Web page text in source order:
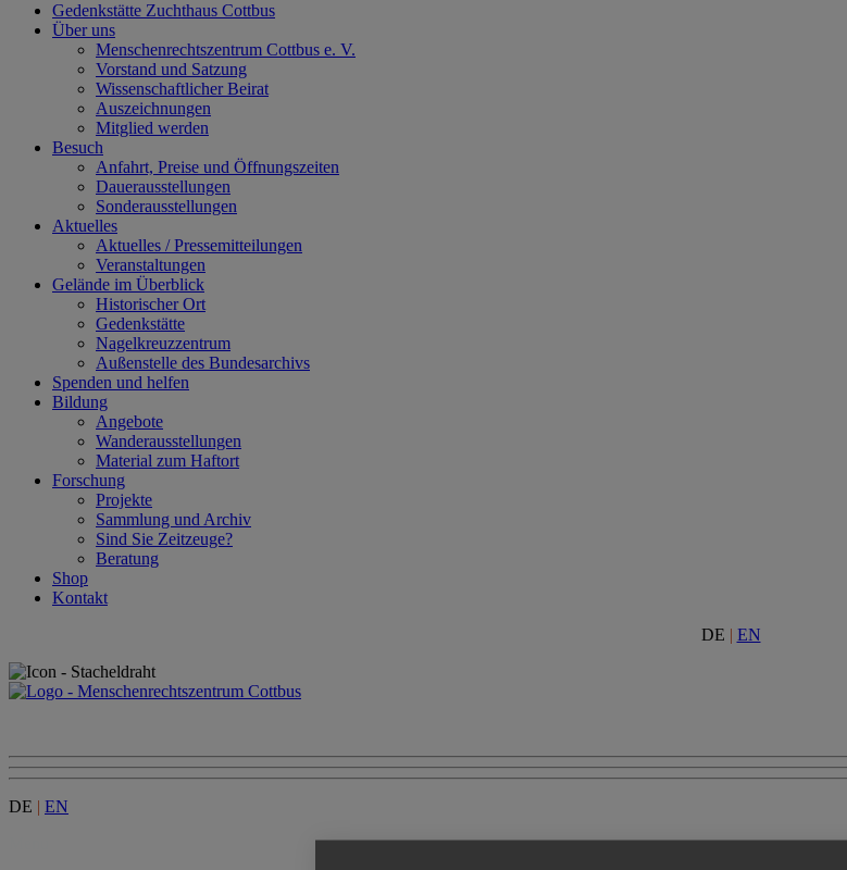
Gedenkstätte Zuchthaus Cottbus
Über uns
Menschenrechtszentrum Cottbus e. V.
Vorstand und Satzung
Wissenschaftlicher Beirat
Auszeichnungen
Mitglied werden
Besuch
Anfahrt, Preise und Öffnungszeiten
Dauerausstellungen
Sonderausstellungen
Aktuelles
Aktuelles / Pressemitteilungen
Veranstaltungen
Gelände im Überblick
Historischer Ort
Gedenkstätte
Nagelkreuzzentrum
Außenstelle des Bundesarchivs
Spenden und helfen
Bildung
Angebote
Wanderausstellungen
Material zum Haftort
Forschung
Projekte
Sammlung und Archiv
Sind Sie Zeitzeuge?
Beratung
Shop
Kontakt
DE | EN
DE | EN